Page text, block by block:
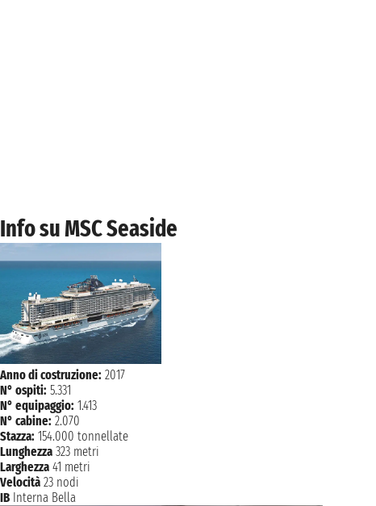
Info su MSC Seaside
Anno di costruzione: 2017
N° ospiti: 5.331
N° equipaggio: 1.413
N° cabine: 2.070
Stazza: 154.000 tonnellate
Lunghezza 323 metri
Larghezza 41 metri
Velocità 23 nodi
IB Interna Bella